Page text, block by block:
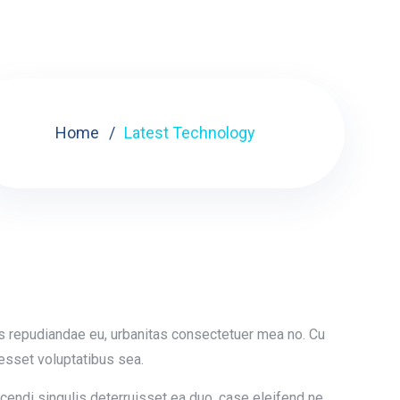
Home Latest Technology
eu, urbanitas consectetuer mea no. Cu
voluptatibus sea.